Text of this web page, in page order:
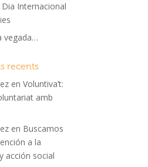
Internacional
vegada…
recents
enVoluntiva’t:
amb
en Buscamos
a la
acción social